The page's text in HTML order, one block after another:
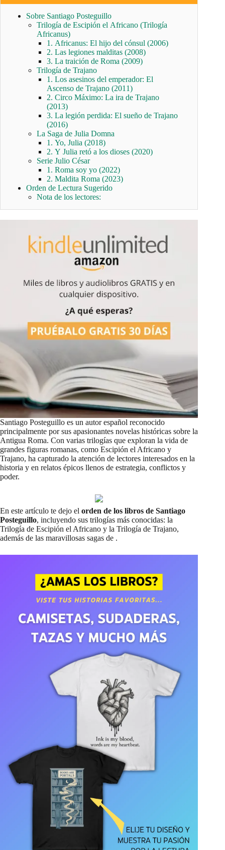
Sobre Santiago Posteguillo
Trilogía de Escipión el Africano (Trilogía
Africanus)
1. Africanus: El hijo del cónsul (2006)
2. Las legiones malditas (2008)
3. La traición de Roma (2009)
Trilogía de Trajano
1. Los asesinos del emperador: El
Ascenso de Trajano (2011)
2. Circo Máximo: La ira de Trajano
(2013)
3. La legión perdida: El sueño de Trajano
(2016)
La Saga de Julia Domna
1. Yo, Julia (2018)
2. Y Julia retó a los dioses (2020)
Serie Julio César
1. Roma soy yo (2022)
2. Maldita Roma (2023)
Orden de Lectura Sugerido
Nota de los lectores:
Santiago Posteguillo es un autor español reconocido
principalmente por sus apasionantes novelas históricas sobre la
Antigua Roma. Con varias trilogías que exploran la vida de
grandes figuras romanas, como Escipión el Africano y
Trajano, ha capturado la atención de lectores interesados en la
historia y en relatos épicos llenos de estrategia, conflictos y
poder.
En este artículo te dejo el orden de los libros de Santiago
Posteguillo, incluyendo sus trilogías más conocidas: la
Trilogía de Escipión el Africano y la Trilogía de Trajano,
además de las maravillosas sagas de .